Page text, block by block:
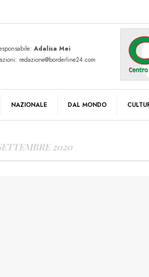
Adalisa Mei
redazione@borderline24.com
NAZIONALE DAL MONDO
ARCHIVES
2020